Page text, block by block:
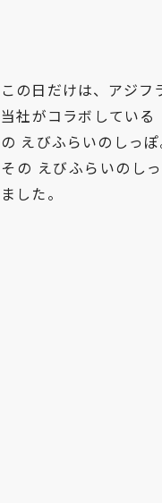
この日だけは、アジ
当社がコラボしてい
の えびふらいのしっぽ
その えびふらいのし
ました。